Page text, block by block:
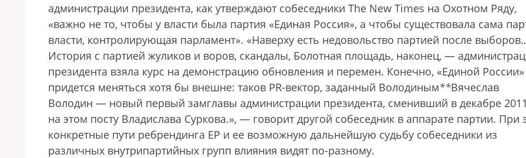
администрации президента, как утверждают собеседники The New Times на Охотном Ряду,
«важно не то, чтобы у власти была партия «Единая Россия», а чтобы существовала сама
власти, контролирующая парламент». «Наверху есть недовольство партией после
История с партией жуликов и воров, скандалы, Болотная площадь, наконец, —
президента взяла курс на демонстрацию обновления и перемен. Конечно, «Единой
придется меняться хотя бы внешне: таков PR-вектор, заданный Володиным**Вячеслав
Володин — новый первый замглавы администрации президента, сменивший в декабре
на этом посту Владислава Суркова.», — говорит другой собеседник в аппарате партии. При
конкретные пути ребрендинга ЕР и ее возможную дальнейшую судьбу собеседники из
различных внутрипартийных групп влияния видят по-разному.